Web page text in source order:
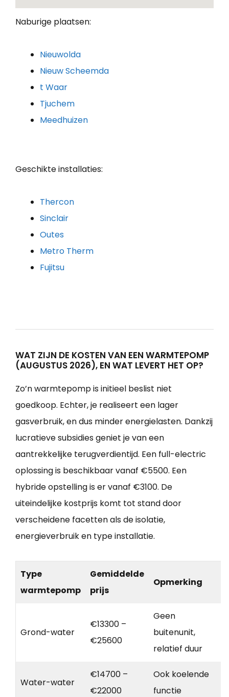
Naburige plaatsen:
Nieuwolda
Nieuw Scheemda
t Waar
Tjuchem
Meedhuizen
Geschikte installaties:
Thercon
Sinclair
Outes
Metro Therm
Fujitsu
WAT ZIJN DE KOSTEN VAN EEN WARMTEPOMP
(AUGUSTUS 2026), EN WAT LEVERT HET OP?
Zo’n warmtepomp is initieel beslist niet
goedkoop. Echter, je realiseert een lager
gasverbruik, en dus minder energielasten. Dankzij
lucratieve subsidies geniet je van een
aantrekkelijke terugverdientijd. Een full-electric
oplossing is beschikbaar vanaf €5500. Een
hybride opstelling is er vanaf €3100. De
uiteindelijke kostprijs komt tot stand door
verscheidene facetten als de isolatie,
energieverbruik en type installatie.
Type
warmtepomp
Gemiddelde
prijs
Opmerking
Grond-water
€13300 –
€25600
Geen
buitenunit,
relatief duur
Water-water
€14700 –
€22000
Ook koelende
functie